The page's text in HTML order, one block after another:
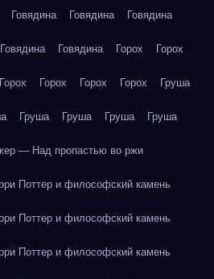
Говядина Говядина Говядина
Говядина Говядина Горох Горох
Горох Горох Горох Горох Груша
Груша Груша Груша Груша
— Над пропастью во ржи
Поттер и философский камень
Поттер и философский камень
Поттер и философский камень